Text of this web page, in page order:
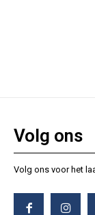
Volg ons
Volg ons voor het